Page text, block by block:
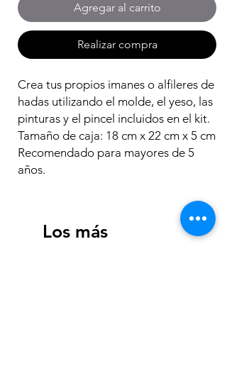
Agregar al carrito
Realizar compra
Crea tus propios imanes o alfileres de
hadas utilizando el molde, el yeso, las
pinturas y el pincel incluidos en el kit.
Tamaño de caja: 18 cm x 22 cm x 5 cm
Recomendado para mayores de 5
años.
Los más